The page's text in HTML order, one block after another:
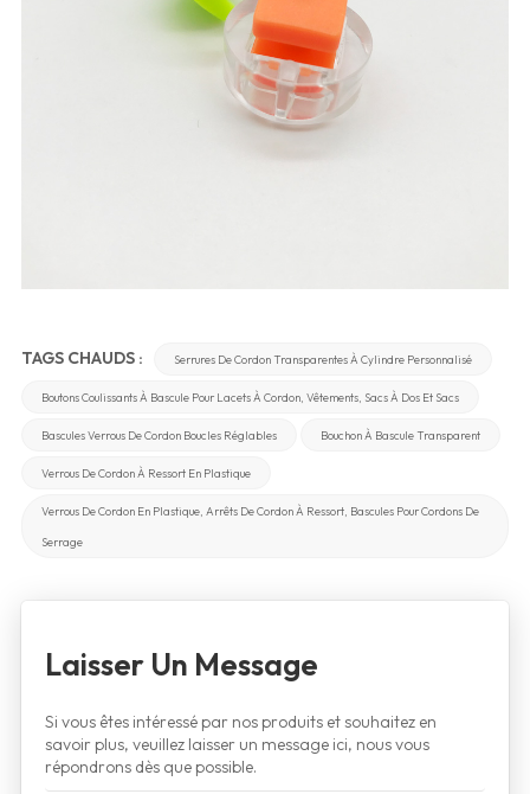
TAGS CHAUDS : Serrures De Cordon Transparentes À Cylindre Personnalisé
Boutons Coulissants À Bascule Pour Lacets À Cordon, Vêtements, Sacs À Dos Et Sacs
Bascules Verrous De Cordon Boucles Réglables Bouchon À Bascule Transparent
Verrous De Cordon À Ressort En Plastique
Verrous De Cordon En Plastique, Arrêts De Cordon À Ressort, Bascules Pour Cordons De
Serrage
Laisser Un Message
Si vous êtes intéressé par nos produits et souhaitez en
savoir plus, veuillez laisser un message ici, nous vous
répondrons dès que possible.